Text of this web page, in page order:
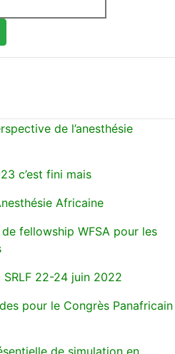
de l’anesthésie
c’est fini mais
Africaine
fellowship WFSA pour les
22-24 juin 2022
pour le Congrès Panafricain
de simulation en